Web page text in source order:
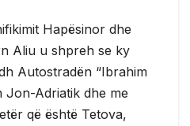
Hapësinor dhe
Aliu u shpreh se ky
Autostradën “Ibrahim
Jon-Adriatik dhe me
që është Tetova,